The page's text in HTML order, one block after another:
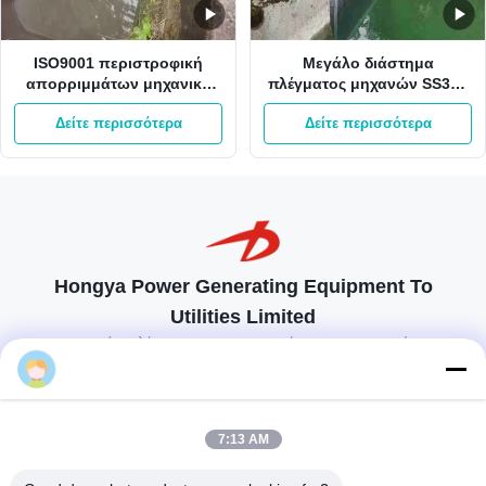
ISO9001 περιστροφική
απορριμμάτων μηχανική
λεπτή φραγμών οθόνης
αποβλήτων επεξεργασία
χωρισμού φίλτρων στερεά
Δείτε περισσότερα
Μεγάλο διάστημα
πλέγματος μηχανών SS304
316 0.3715mm καθαρισμού
ραφιών απορριμμάτων
Δείτε περισσότερα
Hongya Power Generating Equipment To
Utilities Limited
προσαρμοσμένες λύσεις για να ανταποκρίνονται στις απαιτήσεις των
7:13 AM